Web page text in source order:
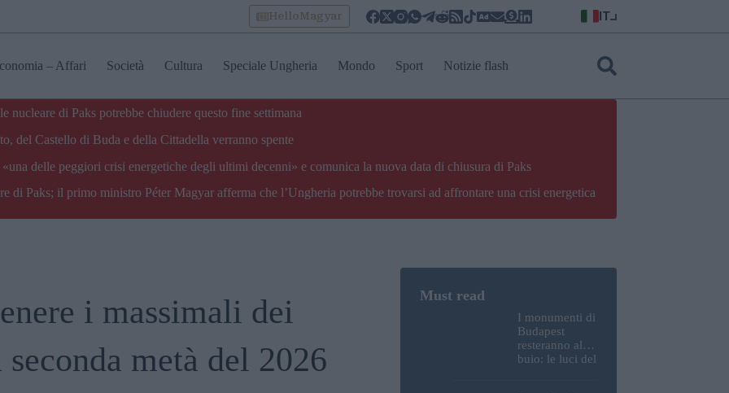
HelloMagyar IT
– Affari Società Cultura Speciale Ungheria Mondo Sport Notizie flash
nucleare di Paks potrebbe chiudere questo fine settimana
del Castello di Buda e della Cittadella verranno spente
delle peggiori crisi energetiche degli ultimi decenni» e comunica la nuova data di chiusura di Paks
di Paks; il primo ministro Péter Magyar afferma che l’Ungheria potrebbe trovarsi ad affrontare una crisi energetica
i massimali dei
metà del 2026
I monumenti di
Budapest
resteranno al
buio: le luci del